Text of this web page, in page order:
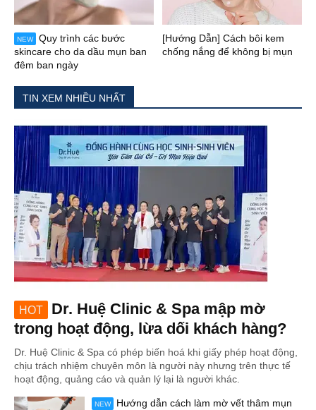
NEW
Quy trình các bước
skincare cho da dầu mụn ban
đêm ban ngày
[Hướng Dẫn] Cách bôi kem
chống nắng để không bị mụn
TIN XEM NHIỀU NHẤT
HOT
Dr. Huệ Clinic & Spa mập mờ
trong hoạt động, lừa dối khách hàng?
Dr. Huệ Clinic & Spa có phép biến hoá khi giấy phép hoạt động,
chịu trách nhiệm chuyên môn là người này nhưng trên thực tế
hoạt động, quảng cáo và quản lý lại là người khác.
NEW
Hướng dẫn cách làm mờ vết thâm mụn